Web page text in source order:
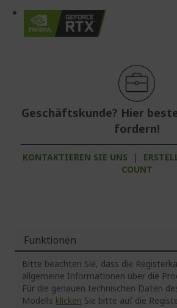
Geschäftskunde? Hier
fordern!
KONTAKTIEREN SIE UNS |
COUNT
Funktionen
Bitte beachten Sie, dass die
allgemeine Informationen über die
Für die genauen technischen Daten
Modells klicken Sie bitte auf die